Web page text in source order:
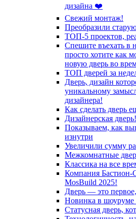
дизайна ❤️
Свежий монтаж!
Преобразили
ТОП-5 проектов,
Спешите въехать в
просто хотите как
новую дверь во
ТОП дверей за
Дверь, дизайн
уникальному
дизайнера!
Как сделать дверь
Дизайнерская дверь!
Показываем, как
изнутри
Увеличили сумму
Межкомнатные
Классика на все
Компания Бастион-
MosBuild 2025!
Дверь — это
Новинка в шоуруме
Статусная дверь,